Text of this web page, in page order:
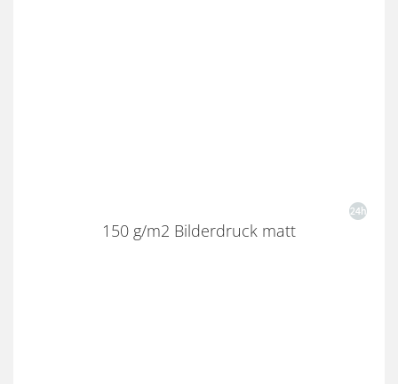
150 g/m2 Bilderdruck matt